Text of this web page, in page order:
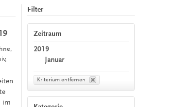
im
Filter
Zeitraum
2019
Januar
Kriterium entfernen